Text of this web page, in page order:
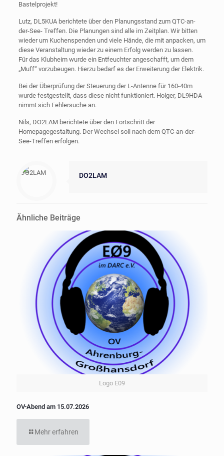
Bastelprojekt!
Lutz, DL5KUA berichtete über den Planungsstand zum QTC-an-
der-See- Treffen. Die Planungen sind alle im Zeitplan. Wir bitten
wieder um Kuchenspenden und viele Hände, die mit anpacken, um
diese Veranstaltung wieder zu einem Erfolg werden zu lassen.
Für das Klubheim wurde ein Entfeuchter angeschafft, um dem
„Muff“ vorzubeugen. Hierzu bedarf es der Erweiterung der Elektrik.
Bei der Überprüfung der Steuerung der L-Antenne für 160-40m
wurde festgestellt, dass diese nicht funktioniert. Holger, DL9HDA
nimmt sich Fehlersuche an.
Nils, DO2LAM berichtete über den Fortschritt der
Homepagegestaltung. Der Wechsel soll nach dem QTC-an-der-
See-Treffen erfolgen.
DO2LAM
Ähnliche Beiträge
Logo E09
OV-Abend am 15.07.2026
Mehr erfahren